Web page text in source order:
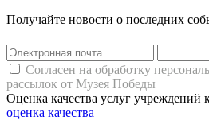
Получайте новости о последних
Согласен на обработку
рассылок от Музея Победы
Оценка качества услуг учреждений
оценка качества